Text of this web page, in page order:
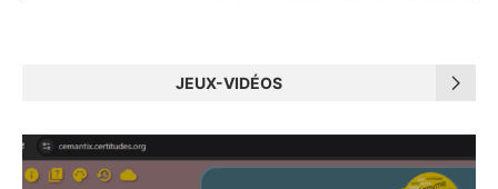
JEUX-VIDÉOS